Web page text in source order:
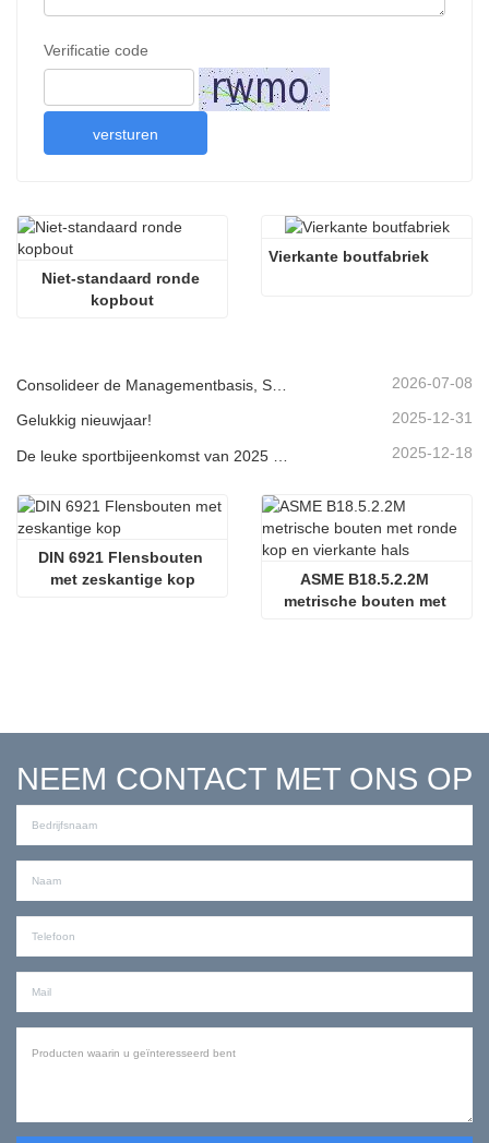
Verificatie code
versturen
Niet-standaard ronde
kopbout
Vierkante boutfabriek
2026-07-08
Gelukkig nieuwjaar! 2025-12-31
2025-12-18
DIN 6921 Flensbouten
met zeskantige kop
ASME B18.5.2.2M
metrische bouten met
NEEM CONTACT MET ONS OP